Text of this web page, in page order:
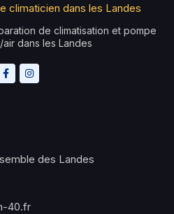
climaticien dans les Landes
de climatisation et pompe
dans les Landes
des Landes
40.fr